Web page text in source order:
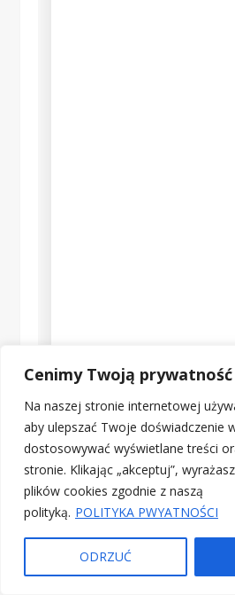
Cenimy Twoją prywatność
Na naszej stronie internetowej
aby ulepszać Twoje doświadczenie
dostosowywać wyświetlane treści
stronie. Klikając „akceptuj”,
plików cookies zgodnie z naszą
polityką. POLITYKA PWYATNOŚCI
ODRZUĆ